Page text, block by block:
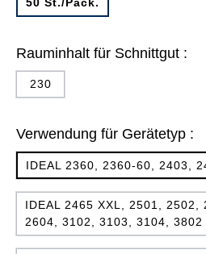
Rauminhalt für Schnittgut :
230
Verwendung für Gerätetyp :
IDEAL 2360, 2360-60, 2403,
IDEAL 2465 XXL, 2501, 2502,
2604, 3102, 3103, 3104, 3802